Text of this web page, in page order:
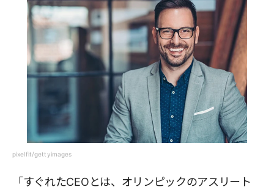
pixelfit/gettyimages
「すぐれたCEOとは、オリンピックのアスリート